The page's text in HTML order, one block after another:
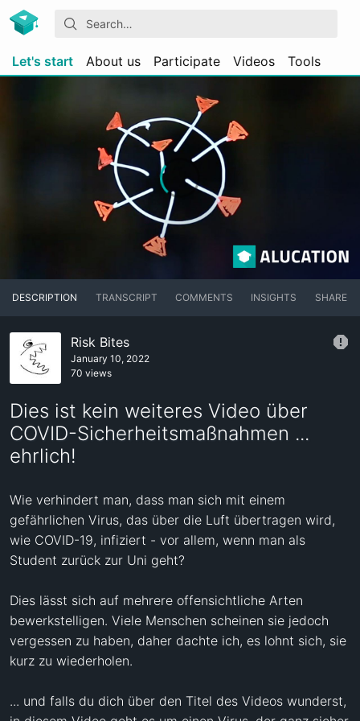
Let's start About us Participate Videos Tools
DESCRIPTION TRANSCRIPT COMMENTS INSIGHTS SHARE
Risk Bites
January 10, 2022
70 views
Dies ist kein weiteres Video über
COVID-Sicherheitsmaßnahmen ...
ehrlich!
Wie verhindert man, dass man sich mit einem
gefährlichen Virus, das über die Luft übertragen wird,
wie COVID-19, infiziert - vor allem, wenn man als
Student zurück zur Uni geht?
Dies lässt sich auf mehrere offensichtliche Arten
bewerkstelligen. Viele Menschen scheinen sie jedoch
vergessen zu haben, daher dachte ich, es lohnt sich, sie
kurz zu wiederholen.
... und falls du dich über den Titel des Videos wunderst,